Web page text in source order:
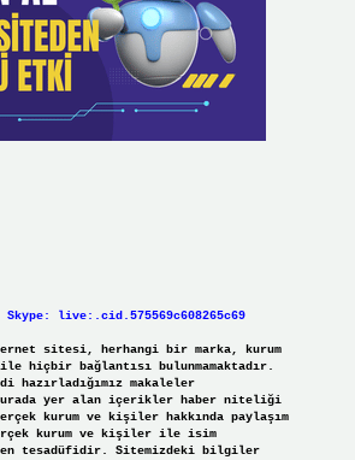
Skype: live:.cid.575569c608265c69
sitesi, herhangi bir marka, kurum
hiçbir bağlantısı bulunmamaktadır.
hazırladığımız makaleler
yer alan içerikler haber niteliği
kurum ve kişiler hakkında paylaşım
kurum ve kişiler ile isim
tesadüfidir. Sitemizdeki bilgiler